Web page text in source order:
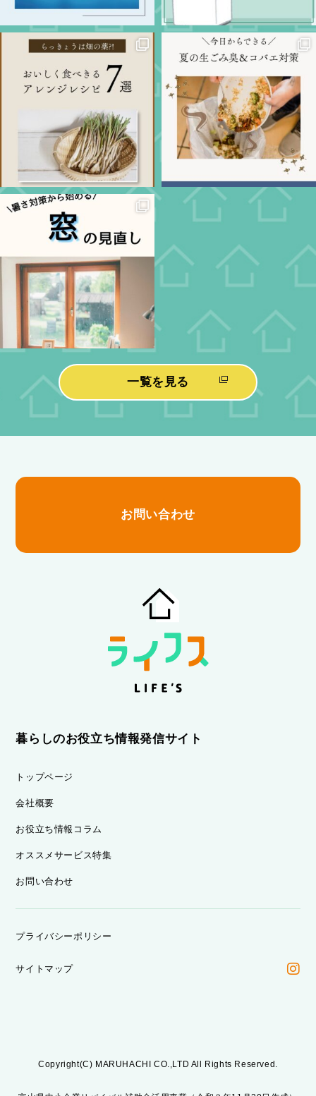
一覧を見る
お問い合わせ
暮らしのお役立ち情報発信サイト
トップページ
会社概要
お役立ち情報コラム
オススメサービス特集
お問い合わせ
プライバシーポリシー
サイトマップ
Copyright(C) MARUHACHI CO.,LTD All Rights Reserved.